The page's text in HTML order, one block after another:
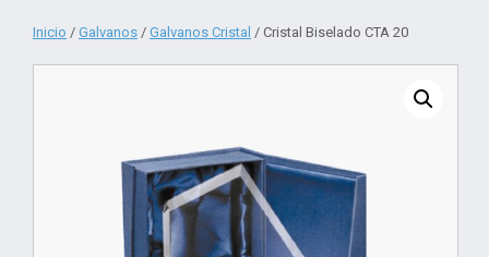
Inicio / Galvanos / Galvanos Cristal / Cristal Biselado CTA 20